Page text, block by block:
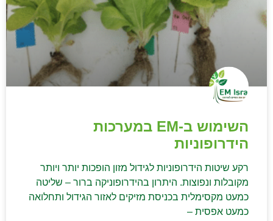
השימוש ב-EM במערכות
הידרופוניות
רקע שיטות הידרופוניות לגידול מזון הופכות יותר ויותר
מקובלות ונפוצות. היתרון בהידרופוניקה ברור – שליטה
כמעט מקסימלית בכניסת מזיקים לאזור הגידול ותחלואה
כמעט אפסית –